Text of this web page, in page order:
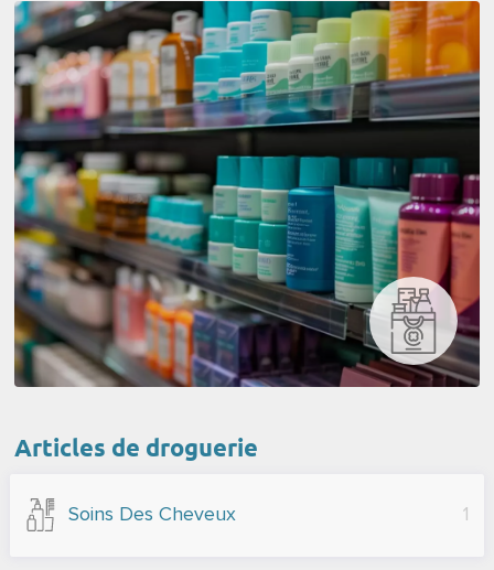
Articles de droguerie
Soins Des Cheveux 1